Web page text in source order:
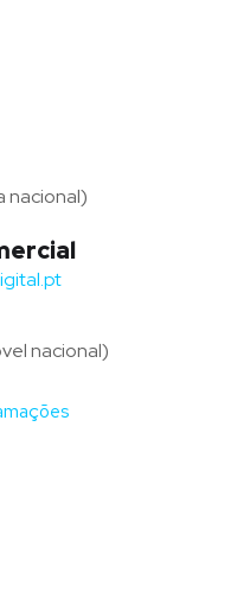
nacional)
nacional)